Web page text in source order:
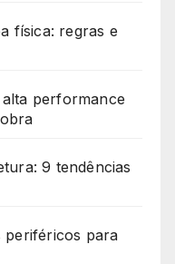
física: regras e
performance
9 tendências
periféricos para